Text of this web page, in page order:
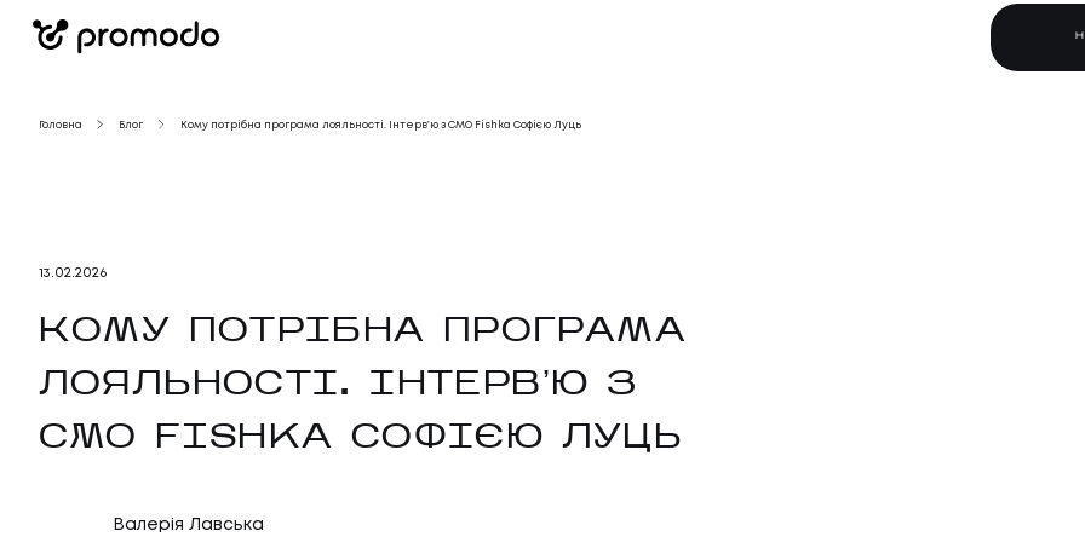
Головна Блог Кому потрібна програма лояльності. Інтервʼю з CMO Fishka Софією Луць
13 02 2026
КОМУ ПОТРІБНА ПРОГРАМА
ЛОЯЛЬНОСТІ. ІНТЕРВʼЮ З
CMO FISHKA СОФІЄЮ ЛУЦЬ
Валерія Лавська